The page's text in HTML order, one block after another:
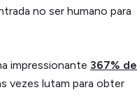
no ser humano para
impressionante 367% de
vezes lutam para obter